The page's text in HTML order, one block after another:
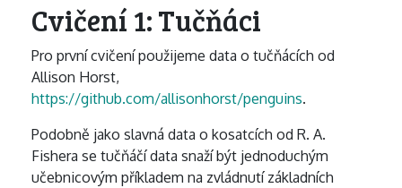
Cvičení 1: Tučňáci
Pro první cvičení použijeme data o tučňácích od
Allison Horst,
https://github.com/allisonhorst/penguins.
Podobně jako slavná data o kosatcích od R. A.
Fishera se tučňáčí data snaží být jednoduchým
učebnicovým příkladem na zvládnutí základních